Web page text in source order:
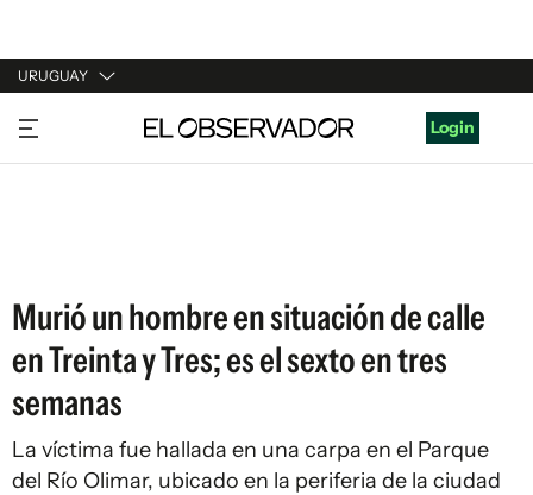
URUGUAY
URUGUAY
ARGENTINA
Login
Murió un hombre en situación de calle
en Treinta y Tres; es el sexto en tres
semanas
La víctima fue hallada en una carpa en el Parque
del Río Olimar, ubicado en la periferia de la ciudad